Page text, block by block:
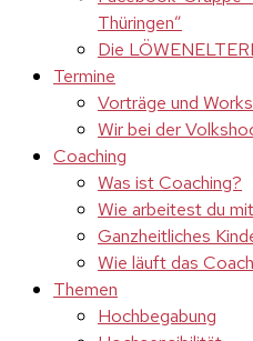
Thüringen”
Die
Termine
Vorträge und
Wir bei der
Coaching
Was ist Coaching?
Wie arbeitest du
Ganzheitliches
Wie läuft das
Themen
Hochbegabung